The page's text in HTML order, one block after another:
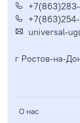
О нас
universal-
г Ростов-на-